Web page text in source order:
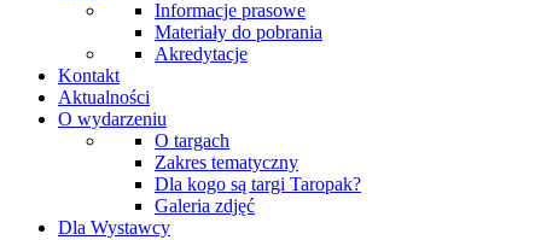
Informacje prasowe
Materiały do pobrania
Akredytacje
Kontakt
Aktualności
O wydarzeniu
O targach
Zakres tematyczny
Dla kogo są targi Taropak?
Galeria zdjęć
Dla Wystawcy